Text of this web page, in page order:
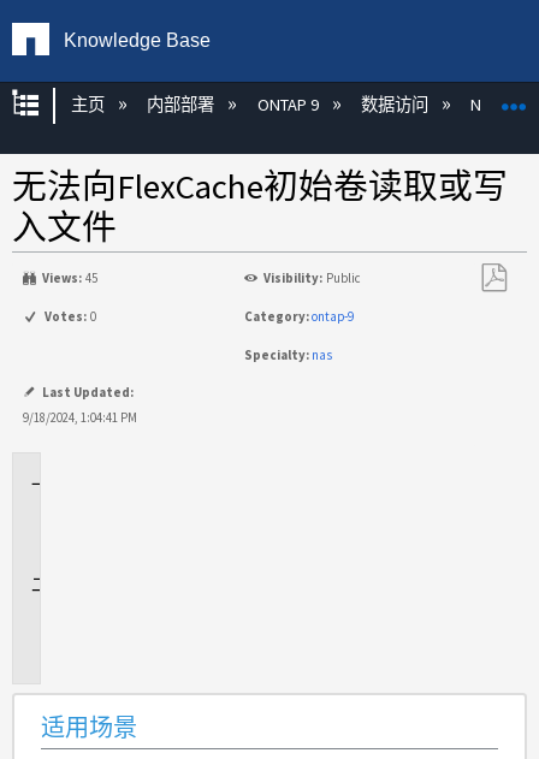
Knowledge Base
扩展/隐缩全局层次
主页 内部部署 ONTAP 9 数据访问 NAS
无法向FlexCache初始卷读取或写
入文件
Views: 45 Visibility: Public
Votes: 0 Category:ontap-9
Specialty: nas
Last Updated:
9/18/2024, 1:04:41 PM
适用场景